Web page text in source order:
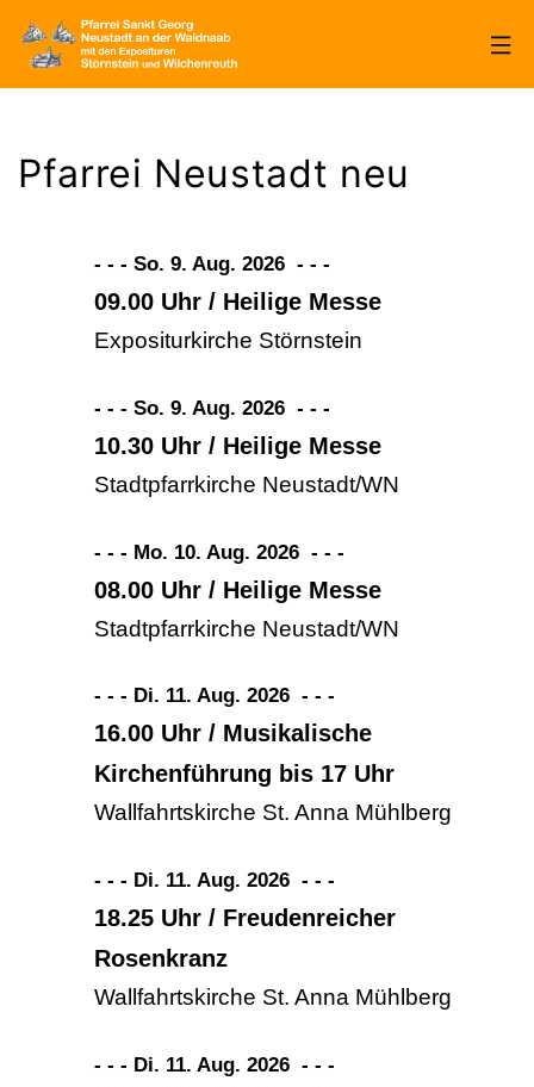
Zum
Inhalt
Georg
Pfarrei Neustadt neu
- - - So. 9. Aug. 2026 - - -
09.00 Uhr / Heilige Messe
Expositurkirche Störnstein
- - - So. 9. Aug. 2026 - - -
10.30 Uhr / Heilige Messe
Stadtpfarrkirche Neustadt/WN
- - - Mo. 10. Aug. 2026 - - -
08.00 Uhr / Heilige Messe
Stadtpfarrkirche Neustadt/WN
- - - Di. 11. Aug. 2026 - - -
16.00 Uhr / Musikalische
Kirchenführung bis 17 Uhr
Wallfahrtskirche St. Anna Mühlberg
- - - Di. 11. Aug. 2026 - - -
18.25 Uhr / Freudenreicher
Rosenkranz
Wallfahrtskirche St. Anna Mühlberg
- - - Di. 11. Aug. 2026 - - -